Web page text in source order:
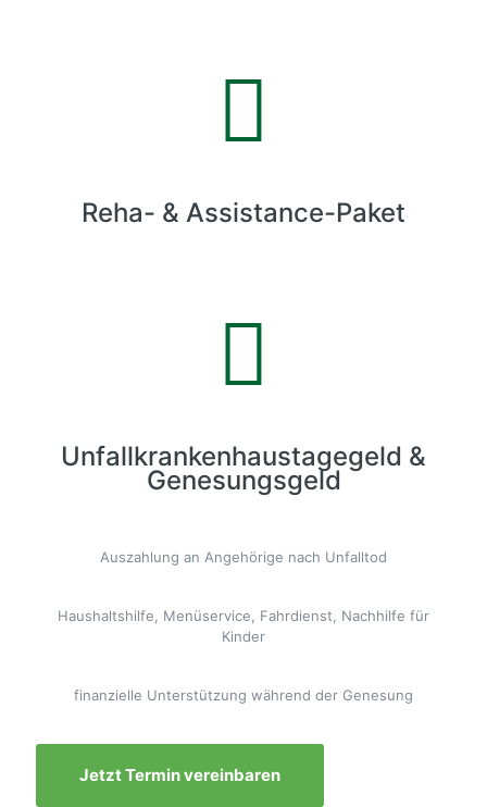
Reha- & Assistance-Paket
Unfallkrankenhaustagegeld &
Genesungsgeld
Auszahlung an Angehörige nach Unfalltod
Haushaltshilfe, Menüservice, Fahrdienst, Nachhilfe für
Kinder
finanzielle Unterstützung während der Genesung
Jetzt Termin vereinbaren